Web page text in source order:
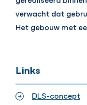
verwacht dat
Het gebouw met
Links
DLS-concept